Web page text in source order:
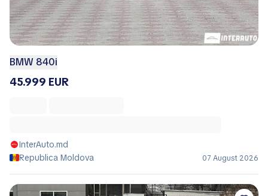
BMW 840i
45.999 EUR
InterAuto.md
Republica Moldova
07 August 2026